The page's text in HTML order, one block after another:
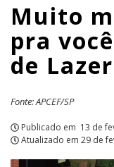
|
APCEF/SP
Muito
pra
de
Fonte: APCEF/SP
Publicado em 13 de
Atualizado em 29 de